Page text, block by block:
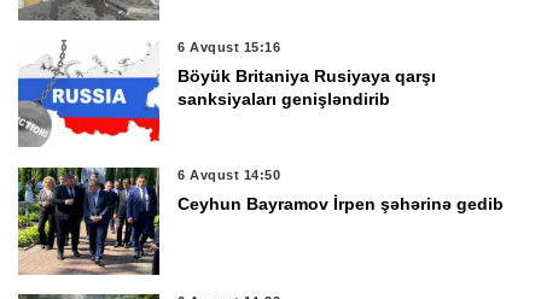
6 Avqust 15:16
Böyük Britaniya Rusiyaya qarşı
sanksiyaları genişləndirib
6 Avqust 14:50
Ceyhun Bayramov İrpen şəhərinə gedib